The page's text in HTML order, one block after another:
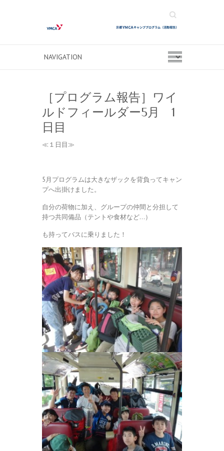
Search
［プログラム報告］ワイ
ルドフィールダー5月 1
日目
≪１日目≫
5月プログラムは大きなザックを背負ってキャン
プへ出掛けました。
自分の荷物に加え、グループの仲間と分担して
持つ共同備品（テントや食材など…）
も持ってバスに乗りました！